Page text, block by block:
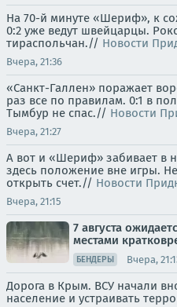
На 70-й минуте «Шериф», к
0:2 уже ведут швейцарцы.
тираспольчан.// Новости
Вчера, 21:36
«Санкт-Галлен» поражает
раз все по правилам. 0:1 в
Тымбур не спас.// Новости
Вчера, 21:27
А вот и «Шериф» забивает в
здесь положение вне игры.
открыть счет.// Новости
Вчера, 21:15
7 августа
местами
БЕНДЕРЫ Вчера,
Дорога в Крым. ВСУ начали
население и устраивать